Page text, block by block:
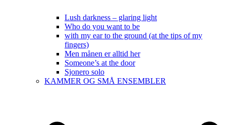
Lush darkness – glaring light
Who do you want to be
with my ear to the ground (at the tips of my
fingers)
Men månen er alltid her
Someone’s at the door
Sjonero solo
KAMMER OG SMÅ ENSEMBLER